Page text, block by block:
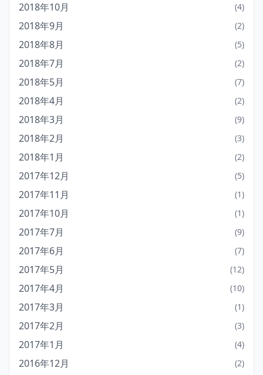
2018年10月 (4)
2018年9月 (2)
2018年8月 (5)
2018年7月 (2)
2018年5月 (7)
2018年4月 (2)
2018年3月 (9)
2018年2月 (3)
2018年1月 (2)
2017年12月 (5)
2017年11月 (1)
2017年10月 (1)
2017年7月 (9)
2017年6月 (7)
2017年5月 (12)
2017年4月 (10)
2017年3月 (1)
2017年2月 (3)
2017年1月 (4)
2016年12月 (2)